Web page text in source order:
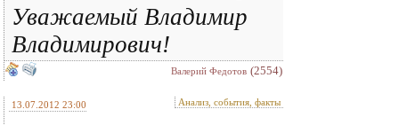
Уважаемый Владимир
Владимирович!
Валерий Федотов (2554)
13.07.2012 23:00 Анализ, события, факты